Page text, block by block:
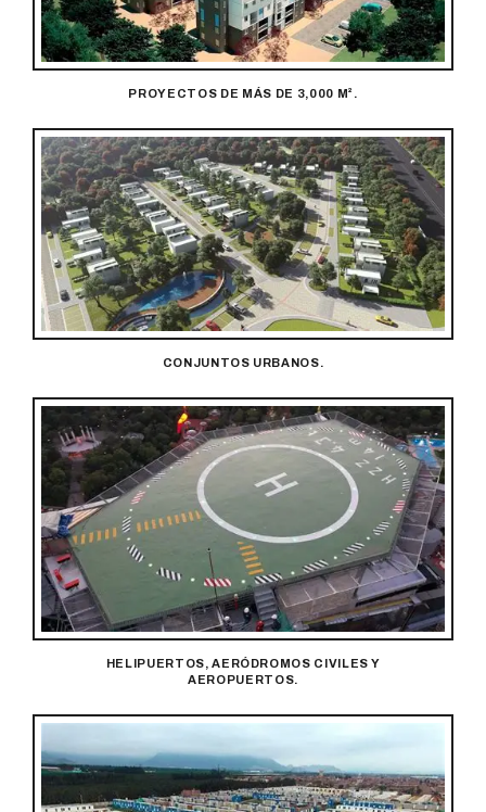
PROYECTOS DE MÁS DE 3,000 M².
CONJUNTOS URBANOS.
HELIPUERTOS, AERÓDROMOS CIVILES Y
AEROPUERTOS.